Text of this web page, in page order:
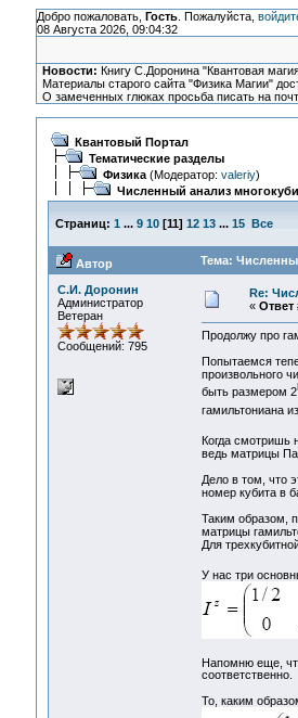
Добро пожаловать, Гость. Пожалуйста,
08 Августа 2026, 09:04:32
Новости: Книгу С.Доронина "Квантовая
Материалы старого сайта "Физика Магии"
О замеченных глюках просьба писать на
Квантовый Портал
Тематические разделы
Физика(Модератор: valeriy)
Численный анализ
Страниц: 1 ... 9 10[11] 12 13 ... 15 Все
Автор Тема:
С.И. Доронин
Администратор
Ветеран
Сообщений: 795
Re:
« Ответ
Продолжу про
Попытаемся
произвольного
быть размером 2
гамильтониана
Когда смотришь
ведь матрицы
Дело в том, что
номер кубита в
Таким образом,
матрицы
Для
У нас три
Напомню еще,
соответственно.
То, каким